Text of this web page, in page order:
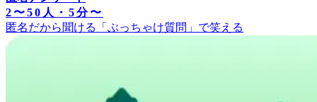
2〜50人・5分〜
匿名だから聞ける「ぶっちゃけ質問」で笑える